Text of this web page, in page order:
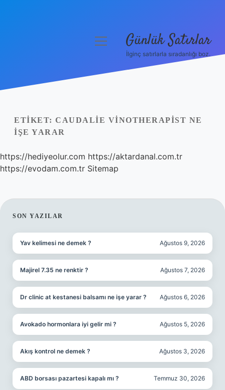
Yasal Uyarı
menüyü Günlük Satırlar
İlginç satırlarla sıradanlığı boz.
ETIKET: CAUDALIE VINOTHERAPIST NE
IŞE YARAR
https://hediyeolur.com https://aktardanal.com.tr
https://evodam.com.tr Sitemap
SIDEBAR
SON YAZILAR
Yav kelimesi ne demek ? Ağustos 9, 2026
Majirel 7.35 ne renktir ? Ağustos 7, 2026
Dr clinic at kestanesi balsamı ne işe yarar ? Ağustos 6, 2026
Avokado hormonlara iyi gelir mi ? Ağustos 5, 2026
Akış kontrol ne demek ? Ağustos 3, 2026
ABD borsası pazartesi kapalı mı ? Temmuz 30, 2026